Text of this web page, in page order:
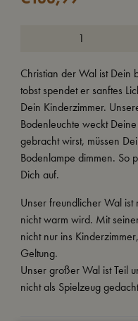
Christian der Wal ist Dein
tobst spendet er sanftes
Dein Kinderzimmer.
Bodenleuchte weckt
gebracht wirst, müssen
Bodenlampe dimmen. So
Dich auf.
Unser freundlicher Wal ist
nicht warm wird. Mit
nicht nur ins
Geltung.
Unser großer Wal ist Teil
nicht als Spielzeug